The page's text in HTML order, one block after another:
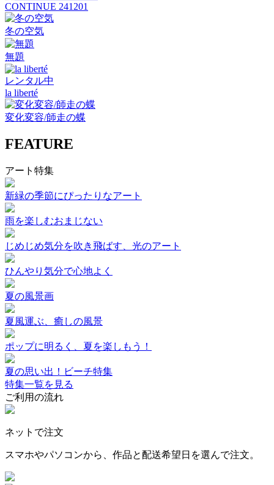
CONTINUE 241201
冬の空気
無題
レンタル中
la liberté
変化変容/師走の蝶
FEATURE
アート特集
新緑の季節にぴったりなアート
雨を楽しむおまじない
じめじめ気分を吹き飛ばす、光のアート
ひんやり気分で心地よく
夏の風景画
夏風運ぶ、癒しの風景
ポップに明るく、夏を楽しもう！
夏の思い出！ビーチ特集
特集一覧を見る
ご利用の流れ
ネットで注文
スマホやパソコンから、作品と配送希望日を選んで注文。